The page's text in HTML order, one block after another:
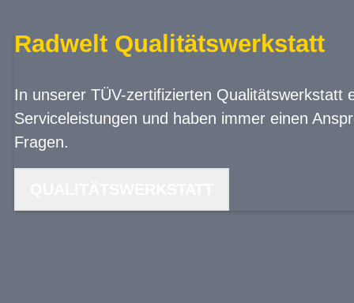
Radwelt Qualitätswerkstatt
In unserer TÜV-zertifizierten Qualitätswerkstatt
Serviceleistungen und haben immer einen
Fragen.